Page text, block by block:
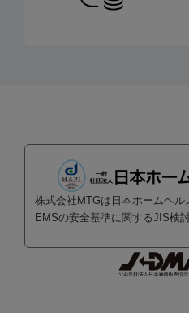
株式会社MTGは日本ホームヘル
EMSの安全基準に関するJIS検